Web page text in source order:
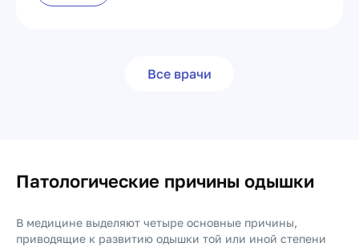
Все врачи
Патологические причины одышки
В медицине выделяют четыре основные причины,
приводящие к развитию одышки той или иной степени